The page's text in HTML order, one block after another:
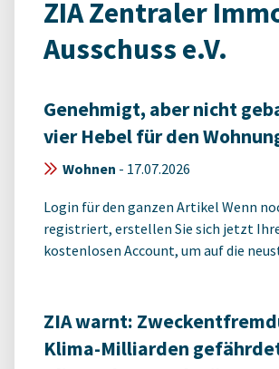
ZIA Zentraler
Ausschuss e.V.
Genehmigt, aber nicht
vier Hebel für den
Wohnen - 17.07.2026
Login für den ganzen Artikel Wenn
registriert, erstellen Sie sich jetzt
kostenlosen Account, um auf die
ZIA warnt:
Klima-Milliarden